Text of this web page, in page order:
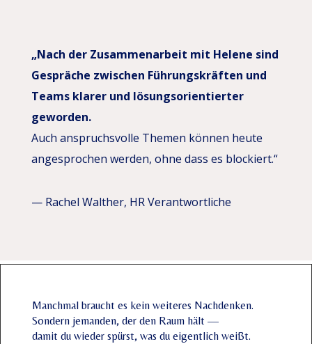
„Nach der Zusammenarbeit mit Helene sind
Gespräche zwischen Führungskräften und
Teams klarer und lösungsorientierter
geworden.
Auch anspruchsvolle Themen können heute
angesprochen werden, ohne dass es blockiert.“
— Rachel Walther, HR Verantwortliche
Manchmal braucht es kein weiteres Nachdenken.
Sondern jemanden, der den Raum hält —
damit du wieder spürst, was du eigentlich weißt.